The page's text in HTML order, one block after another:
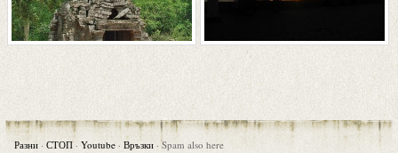
Разни · СТОП · Youtube · Връзки · Spam also here